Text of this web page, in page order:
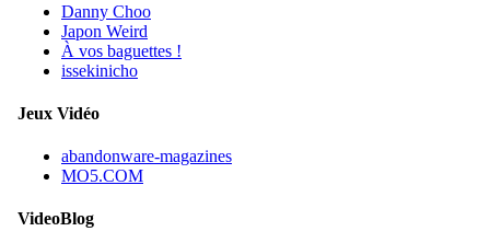
Danny Choo
Japon Weird
À vos baguettes !
issekinicho
Jeux Vidéo
abandonware-magazines
MO5.COM
VideoBlog